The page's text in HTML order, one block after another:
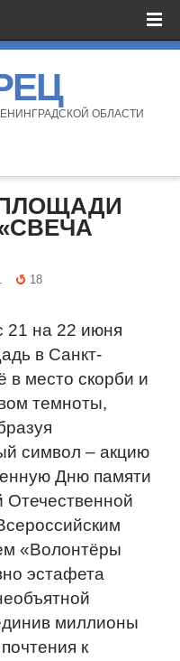
ОБЛАСТИ
18
21 на 22 июня
в Санкт-
в место скорби и
темноты,
символ – акцию
Дню памяти
Отечественной
«Волонтёры
эстафета
миллионы
к